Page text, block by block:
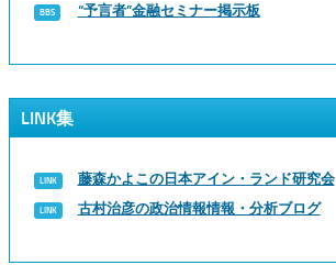
“予言者”金融セミナー掲示板
LINK集
藤森かよこの日本アイン・ランド研究会
古村治彦の政治情報情報・分析ブログ